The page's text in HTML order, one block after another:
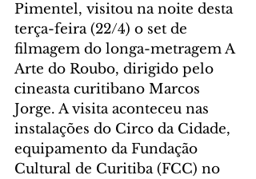
Pimentel, visitou na noite desta
terça-feira (22/4) o set de
filmagem do longa-metragem A
Arte do Roubo, dirigido pelo
cineasta curitibano Marcos
Jorge. A visita aconteceu nas
instalações do Circo da Cidade,
equipamento da Fundação
Cultural de Curitiba (FCC) no